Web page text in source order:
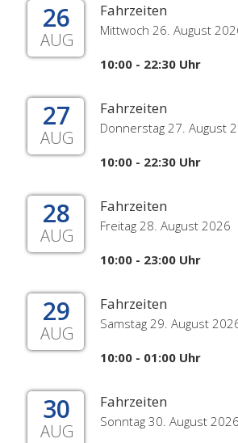
26
AUG
Fahrzeiten
Mittwoch 26. August
10:00 - 22:30 Uhr
27
AUG
Fahrzeiten
Donnerstag 27. August
10:00 - 22:30 Uhr
28
AUG
Fahrzeiten
Freitag 28. August 2026
10:00 - 23:00 Uhr
29
AUG
Fahrzeiten
Samstag 29. August
10:00 - 01:00 Uhr
30
AUG
Fahrzeiten
Sonntag 30. August 2026